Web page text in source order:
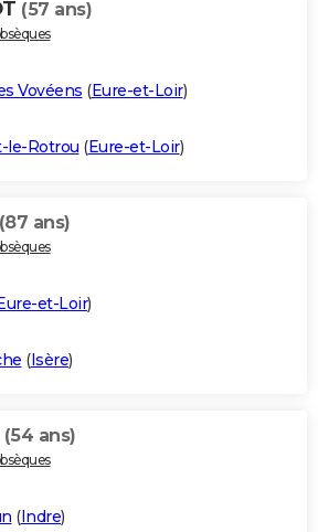
(57 ans)
Vovéens (Eure-et-Loir)
le-Rotrou (Eure-et-Loir)
(87 ans)
et-Loir)
(Isère)
(54 ans)
(Indre)